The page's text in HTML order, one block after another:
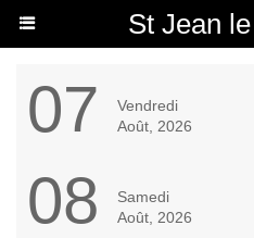
St Jean
07
Vendredi
Août, 2026
08
Samedi
Août, 2026